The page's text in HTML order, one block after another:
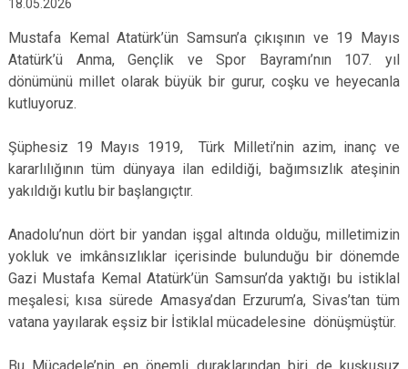
18.05.2026
Mustafa Kemal Atatürk’ün Samsun’a çıkışının ve 19 Mayıs
Atatürk’ü Anma, Gençlik ve Spor Bayramı’nın 107. yıl
dönümünü millet olarak büyük bir gurur, coşku ve heyecanla
kutluyoruz.
Şüphesiz 19 Mayıs 1919, Türk Milleti’nin azim, inanç ve
kararlılığının tüm dünyaya ilan edildiği, bağımsızlık ateşinin
yakıldığı kutlu bir başlangıçtır.
Anadolu’nun dört bir yandan işgal altında olduğu, milletimizin
yokluk ve imkânsızlıklar içerisinde bulunduğu bir dönemde
Gazi Mustafa Kemal Atatürk’ün Samsun’da yaktığı bu istiklal
meşalesi; kısa sürede Amasya’dan Erzurum’a, Sivas’tan tüm
vatana yayılarak eşsiz bir İstiklal mücadelesine dönüşmüştür.